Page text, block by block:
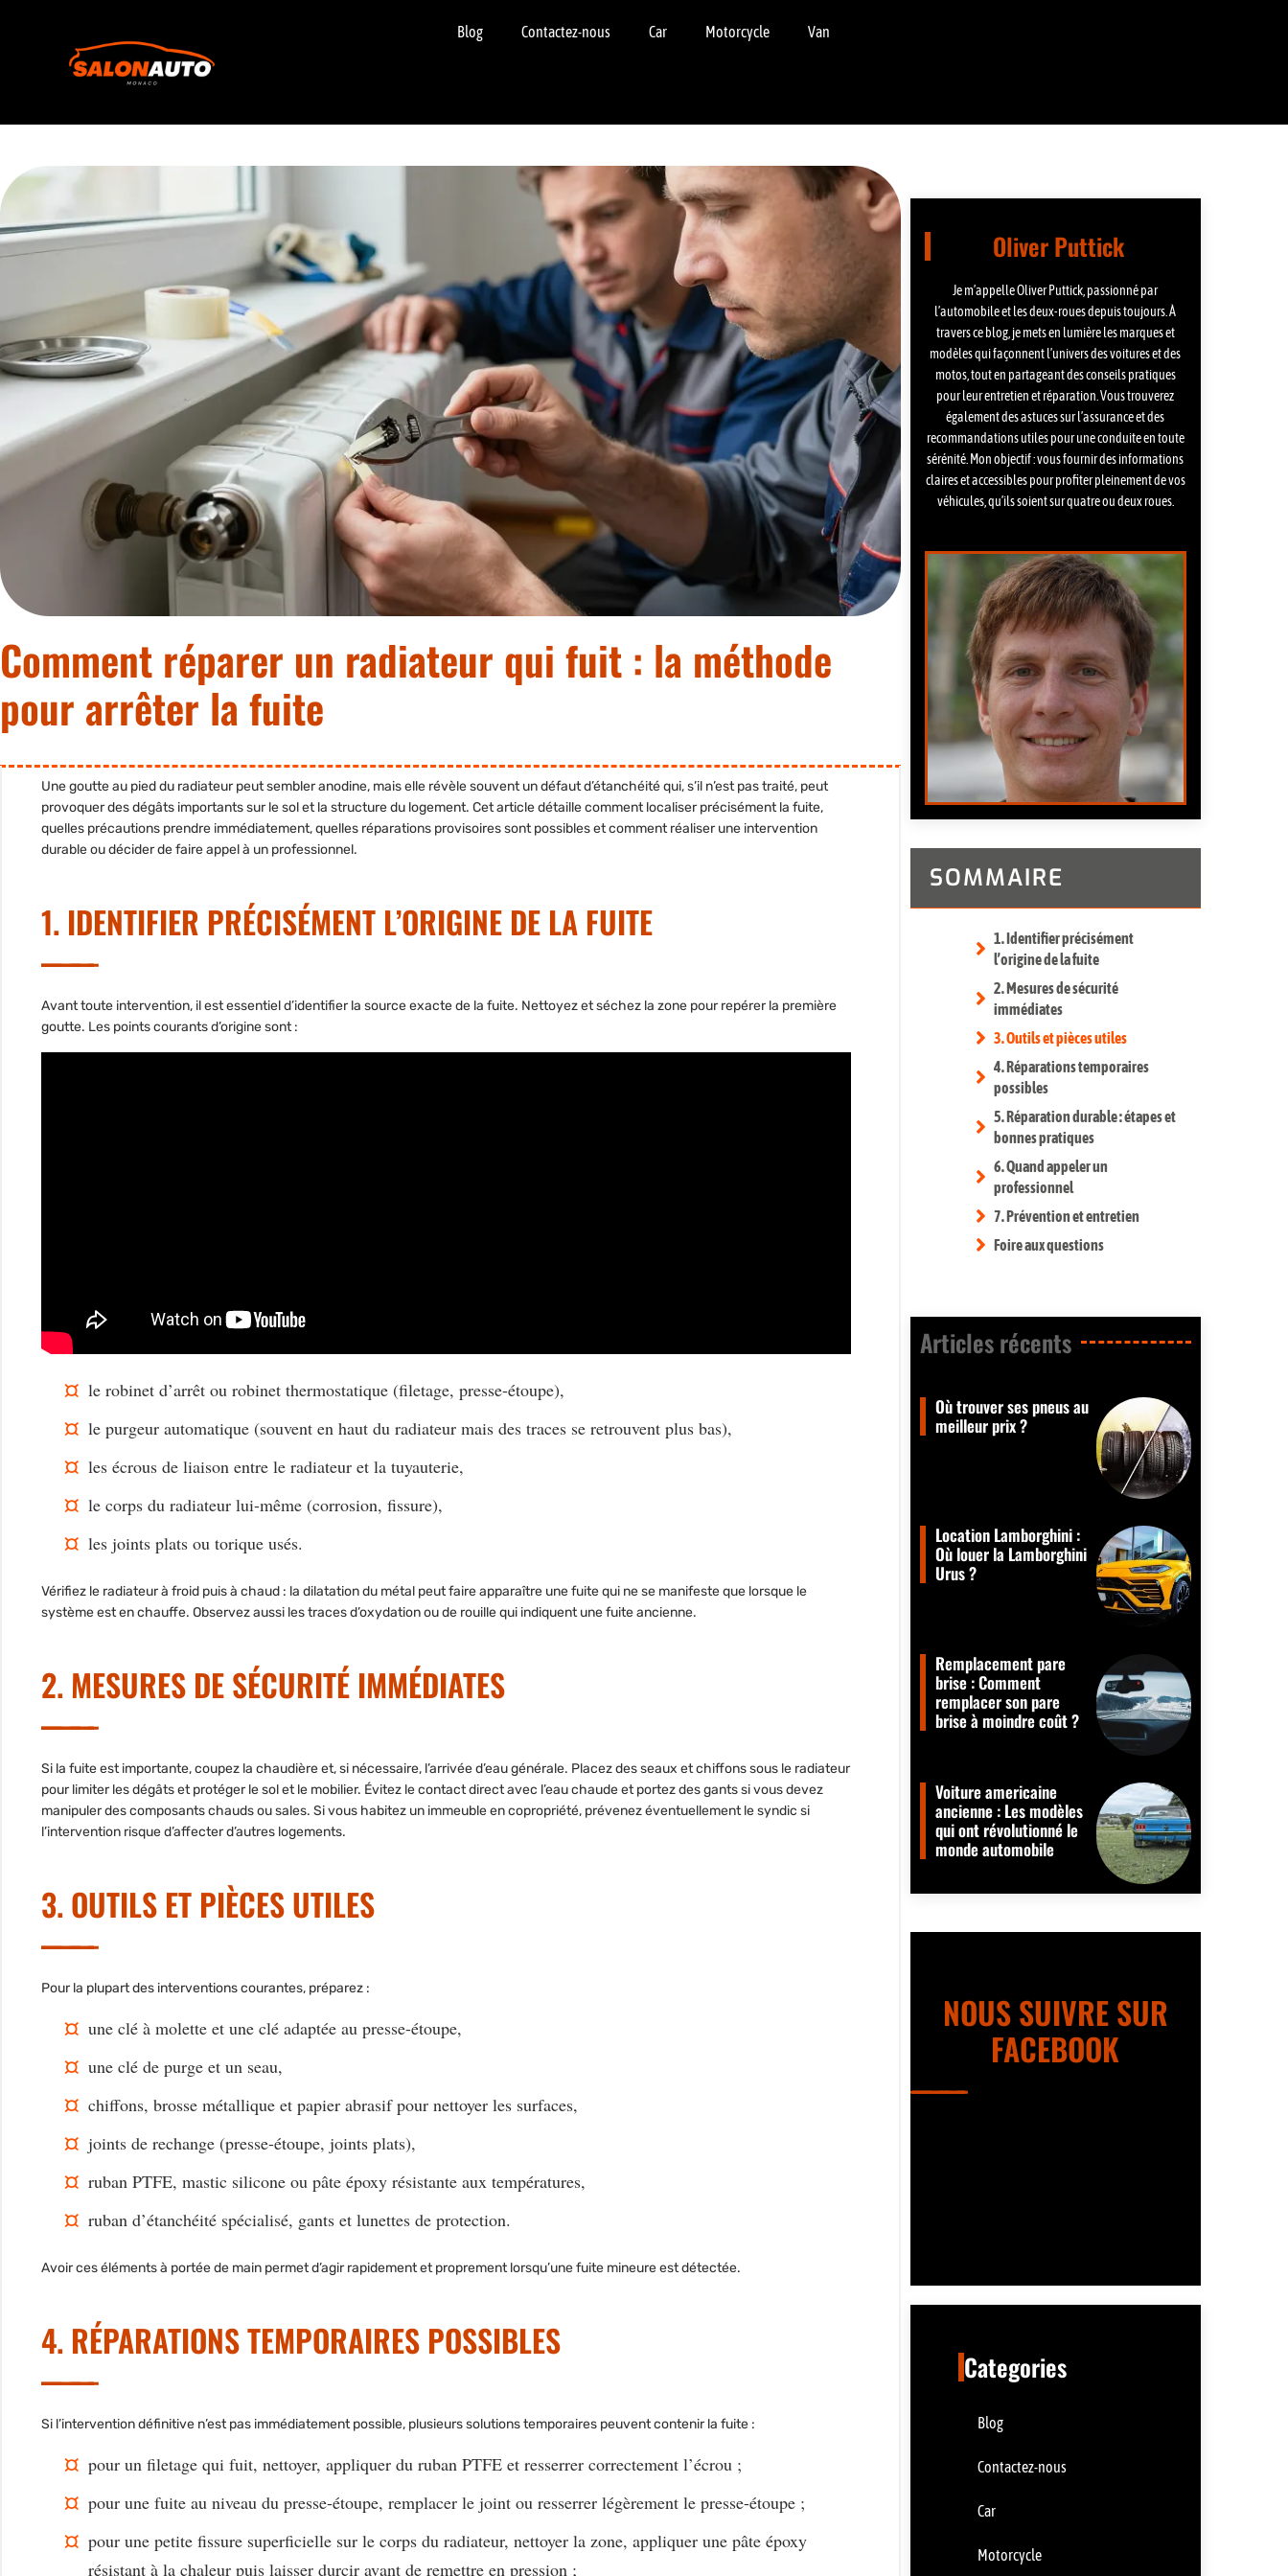
Blog Contactez-nous Car Motorcycle Van
Comment réparer un radiateur qui fuit : la méthode
pour arrêter la fuite
Une goutte au pied du radiateur peut sembler anodine, mais elle révèle souvent un défaut d’étanchéité qui, s’il n’est pas traité, peut
provoquer des dégâts importants sur le sol et la structure du logement. Cet article détaille comment localiser précisément la fuite,
quelles précautions prendre immédiatement, quelles réparations provisoires sont possibles et comment réaliser une intervention
durable ou décider de faire appel à un professionnel.
1. IDENTIFIER PRÉCISÉMENT L’ORIGINE DE LA FUITE
Avant toute intervention, il est essentiel d’identifier la source exacte de la fuite. Nettoyez et séchez la zone pour repérer la première
goutte. Les points courants d’origine sont :
le robinet d’arrêt ou robinet thermostatique (filetage, presse-étoupe),
le purgeur automatique (souvent en haut du radiateur mais des traces se retrouvent plus bas),
les écrous de liaison entre le radiateur et la tuyauterie,
le corps du radiateur lui-même (corrosion, fissure),
les joints plats ou torique usés.
Vérifiez le radiateur à froid puis à chaud : la dilatation du métal peut faire apparaître une fuite qui ne se manifeste que lorsque le
système est en chauffe. Observez aussi les traces d’oxydation ou de rouille qui indiquent une fuite ancienne.
2. MESURES DE SÉCURITÉ IMMÉDIATES
Si la fuite est importante, coupez la chaudière et, si nécessaire, l’arrivée d’eau générale. Placez des seaux et chiffons sous le radiateur
pour limiter les dégâts et protéger le sol et le mobilier. Évitez le contact direct avec l’eau chaude et portez des gants si vous devez
manipuler des composants chauds ou sales. Si vous habitez un immeuble en copropriété, prévenez éventuellement le syndic si
l’intervention risque d’affecter d’autres logements.
3. OUTILS ET PIÈCES UTILES
Pour la plupart des interventions courantes, préparez :
une clé à molette et une clé adaptée au presse-étoupe,
une clé de purge et un seau,
chiffons, brosse métallique et papier abrasif pour nettoyer les surfaces,
joints de rechange (presse-étoupe, joints plats),
ruban PTFE, mastic silicone ou pâte époxy résistante aux températures,
ruban d’étanchéité spécialisé, gants et lunettes de protection.
Avoir ces éléments à portée de main permet d’agir rapidement et proprement lorsqu’une fuite mineure est détectée.
4. RÉPARATIONS TEMPORAIRES POSSIBLES
Si l’intervention définitive n’est pas immédiatement possible, plusieurs solutions temporaires peuvent contenir la fuite :
pour un filetage qui fuit, nettoyer, appliquer du ruban PTFE et resserrer correctement l’écrou ;
pour une fuite au niveau du presse-étoupe, remplacer le joint ou resserrer légèrement le presse-étoupe ;
pour une petite fissure superficielle sur le corps du radiateur, nettoyer la zone, appliquer une pâte époxy
résistant à la chaleur puis laisser durcir avant de remettre en pression ;
Oliver Puttick
Je m’appelle Oliver Puttick, passionné par
l’automobile et les deux-roues depuis toujours. À
travers ce blog, je mets en lumière les marques et
modèles qui façonnent l’univers des voitures et des
motos, tout en partageant des conseils pratiques
pour leur entretien et réparation. Vous trouverez
également des astuces sur l’assurance et des
recommandations utiles pour une conduite en toute
sérénité. Mon objectif : vous fournir des informations
claires et accessibles pour profiter pleinement de vos
véhicules, qu’ils soient sur quatre ou deux roues.
SOMMAIRE
1. Identifier précisément
l’origine de la fuite
2. Mesures de sécurité
immédiates
3. Outils et pièces utiles
4. Réparations temporaires
possibles
5. Réparation durable : étapes et
bonnes pratiques
6. Quand appeler un
professionnel
7. Prévention et entretien
Foire aux questions
Articles récents​
Où trouver ses pneus au
meilleur prix ?
Location Lamborghini :
Où louer la Lamborghini
Urus ?
Remplacement pare
brise : Comment
remplacer son pare
brise à moindre coût ?
Voiture americaine
ancienne : Les modèles
qui ont révolutionné le
monde automobile
NOUS SUIVRE SUR
FACEBOOK
Categories
Blog
Contactez-nous
Car
Motorcycle